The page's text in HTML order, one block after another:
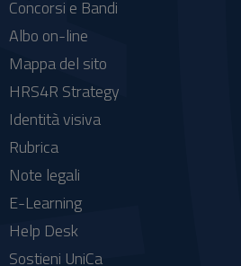
Concorsi e Bandi
Albo on-line
Mappa del sito
HRS4R Strategy
Identità visiva
Rubrica
Note legali
E-Learning
Help Desk
Sostieni UniCa